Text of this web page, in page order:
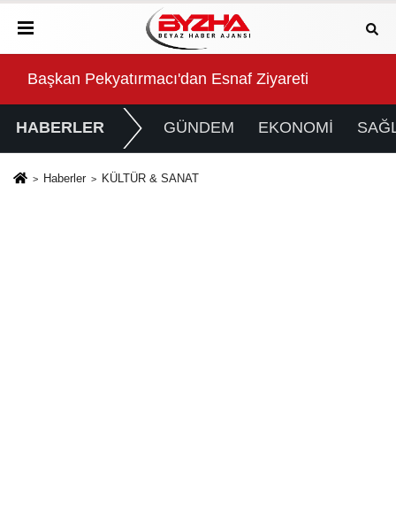
Başkan Pekyatırmacı'dan Esnaf Ziyareti
HABERLER GÜNDEM EKONOMİ
Haberler KÜLTÜR & SANAT